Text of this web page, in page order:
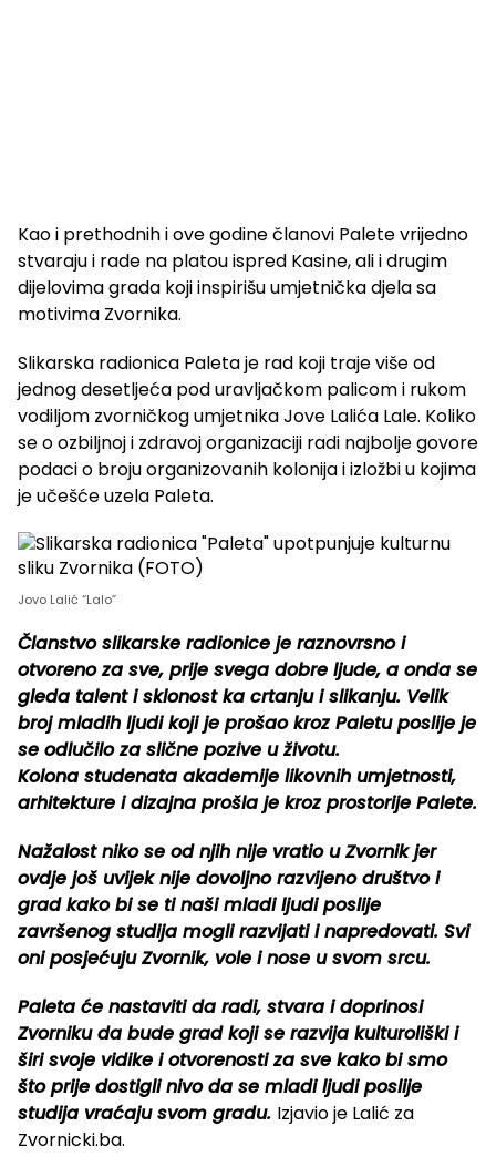
Kao i prethodnih i ove godine članovi Palete vrijedno
stvaraju i rade na platou ispred Kasine, ali i drugim
dijelovima grada koji inspirišu umjetnička djela sa
motivima Zvornika.
Slikarska radionica Paleta je rad koji traje više od
jednog desetljeća pod uravljačkom palicom i rukom
vodiljom zvorničkog umjetnika Jove Lalića Lale. Koliko
se o ozbiljnoj i zdravoj organizaciji radi najbolje govore
podaci o broju organizovanih kolonija i izložbi u kojima
je učešće uzela Paleta.
Jovo Lalić “Lalo”
Članstvo slikarske radionice je raznovrsno i
otvoreno za sve, prije svega dobre ljude, a onda se
gleda talent i sklonost ka crtanju i slikanju. Velik
broj mladih ljudi koji je prošao kroz Paletu poslije je
se odlučilo za slične pozive u životu.
Kolona studenata akademije likovnih umjetnosti,
arhitekture i dizajna prošla je kroz prostorije Palete.
Nažalost niko se od njih nije vratio u Zvornik jer
ovdje još uvijek nije dovoljno razvijeno društvo i
grad kako bi se ti naši mladi ljudi poslije
završenog studija mogli razvijati i napredovati. Svi
oni posjećuju Zvornik, vole i nose u svom srcu.
Paleta će nastaviti da radi, stvara i doprinosi
Zvorniku da bude grad koji se razvija kulturoliški i
širi svoje vidike i otvorenosti za sve kako bi smo
što prije dostigli nivo da se mladi ljudi poslije
studija vraćaju svom gradu. Izjavio je Lalić za
Zvornicki.ba.